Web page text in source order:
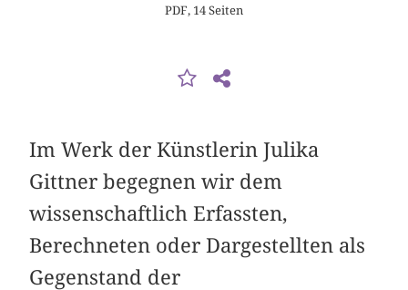
PDF, 14 Seiten
Im Werk der Künstlerin Julika
Gittner begegnen wir dem
wissenschaftlich Erfassten,
Berechneten oder Dargestellten als
Gegenstand der